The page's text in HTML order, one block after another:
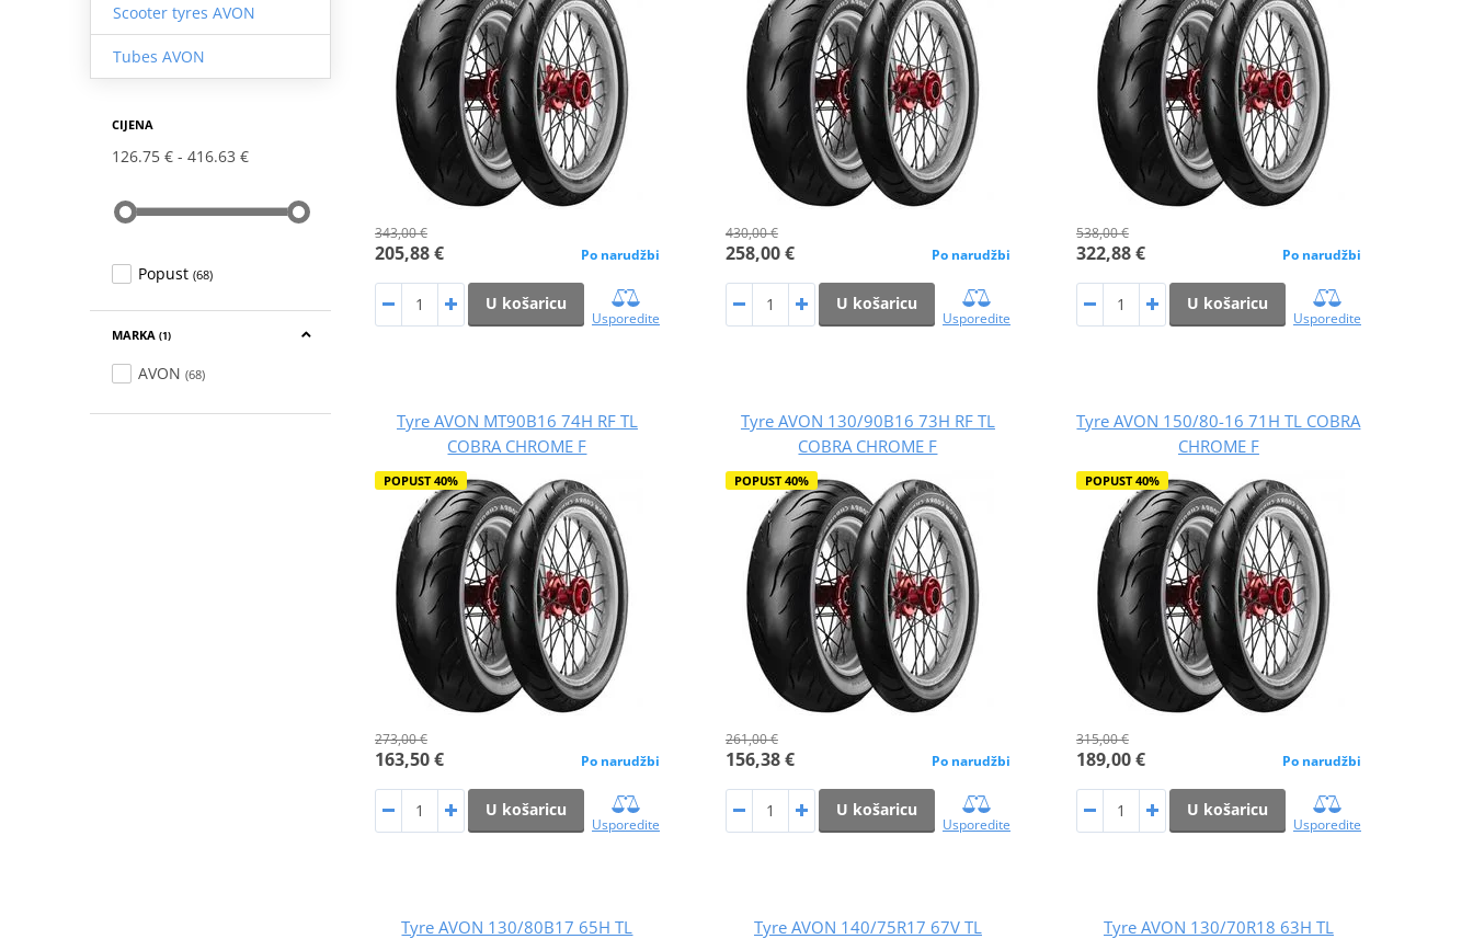
Scooter tyres AVON
Tubes AVON
CIJENA
126.75 € 416.63 €
Popust (68)
MARKA (1)
AVON (68)
343,00 €
205,88 € Po narudžbi
U košaricu
Usporedite
430,00 €
258,00 € Po narudžbi
U košaricu
Usporedite
538,00 €
322,88 € Po narudžbi
U košaricu
Usporedite
Tyre AVON MT90B16 74H RF TL
COBRA CHROME F
POPUST 40%
273,00 €
163,50 € Po narudžbi
U košaricu
Usporedite
Tyre AVON 130/90B16 73H RF TL
COBRA CHROME F
POPUST 40%
261,00 €
156,38 € Po narudžbi
U košaricu
Usporedite
Tyre AVON 150/80-16 71H TL COBRA
CHROME F
POPUST 40%
315,00 €
189,00 € Po narudžbi
U košaricu
Usporedite
Tyre AVON 130/80B17 65H TL
Tyre AVON 140/75R17 67V TL
Tyre AVON 130/70R18 63H TL